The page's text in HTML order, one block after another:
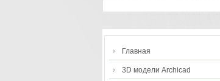
Главная
3D модели Archicad